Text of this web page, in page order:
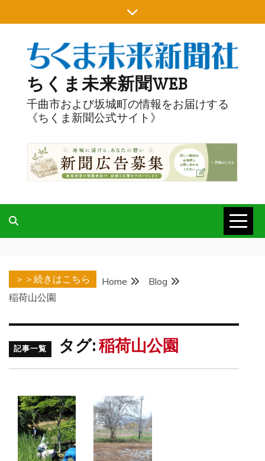
to
ちくま未来新聞WEB
千曲市および坂城町の情報をお届けする
《ちくま新聞公式サイト》
＞＞続きはこちら Home
Blog
稲荷山公園
タグ:稲荷山公園